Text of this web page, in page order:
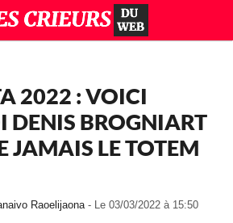
2022 : VOICI
DENIS BROGNIART
JAMAIS LE TOTEM
Raoelijaona - Le 03/03/2022 à 15:50